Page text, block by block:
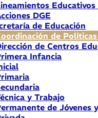
DGE
de Educación
de
de Centros
Infancia
y Trabajo
de Jóvenes